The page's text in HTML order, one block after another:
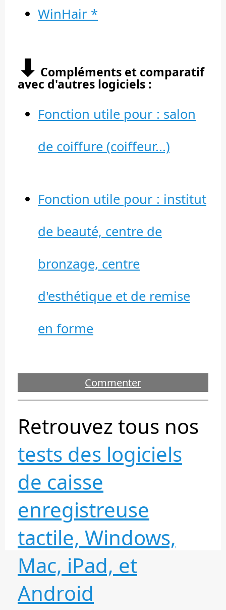
WinHair *
⬇︎ Compléments et comparatif
avec d'autres logiciels :
Fonction utile pour : salon
de coiffure (coiffeur...)
Fonction utile pour : institut
de beauté, centre de
bronzage, centre
d'esthétique et de remise
en forme
Commenter
Retrouvez tous nos
tests des logiciels
de caisse
enregistreuse
tactile, Windows,
Mac, iPad, et
Android